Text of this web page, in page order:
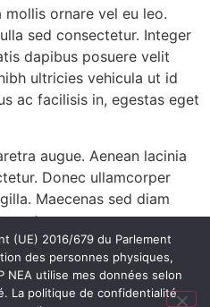
mollis ornare vel eu leo.
sed consectetur. Integer
dapibus posuere velit
ultricies vehicula ut id
ac facilisis in, egestas eget
augue. Aenean lacinia
Donec ullamcorper
Maecenas sed diam
non magna.
(UE) 2016/679 du Parlement
des personnes physiques,
NEA utilise mes données selon
La politique de confidentialité